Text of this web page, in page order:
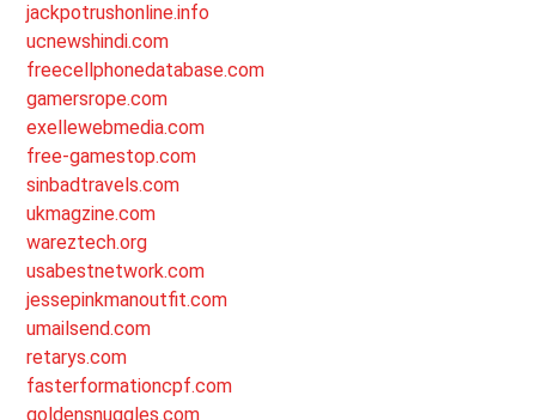
jackpotrushonline.info
ucnewshindi.com
freecellphonedatabase.com
gamersrope.com
exellewebmedia.com
free-gamestop.com
sinbadtravels.com
ukmagzine.com
wareztech.org
usabestnetwork.com
jessepinkmanoutfit.com
umailsend.com
retarys.com
fasterformationcpf.com
goldensnuggles.com